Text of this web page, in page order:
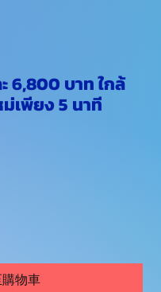
6,800 บาท ใกล้
ม่เพียง 5 นาที
物車